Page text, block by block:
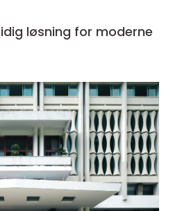
løsning for moderne